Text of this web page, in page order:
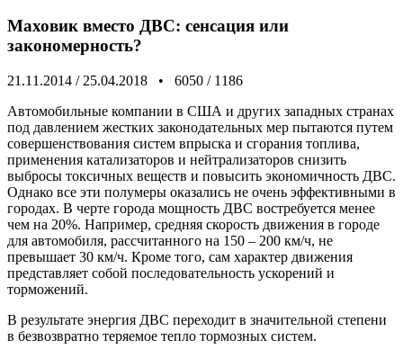
Маховик вместо ДВС: сенсация или
закономерность?
21.11.2014 / 25.04.2018 • 6050 / 1186
Автомобильные компании в США и других западных странах
под давлением жестких законодательных мер пытаются путем
совершенствования систем впрыска и сгорания топлива,
применения катализаторов и нейтрализаторов снизить
выбросы токсичных веществ и повысить экономичность ДВС.
Однако все эти полумеры оказались не очень эффективными в
городах. В черте города мощность ДВС востребуется менее
чем на 20%. Например, средняя скорость движения в городе
для автомобиля, рассчитанного на 150 – 200 км/ч, не
превышает 30 км/ч. Кроме того, сам характер движения
представляет собой последовательность ускорений и
торможений.
В результате энергия ДВС переходит в значительной степени
в безвозвратно теряемое тепло тормозных систем.